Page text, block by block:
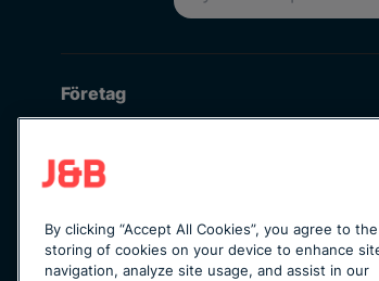
Företag
Våra medarbetare
Jobba hos oss
Integritetspolicy
Uppförandekod
By clicking “Accept All Cookies”, you agree to the
storing of cookies on your device to enhance
navigation, analyze site usage, and assist in our